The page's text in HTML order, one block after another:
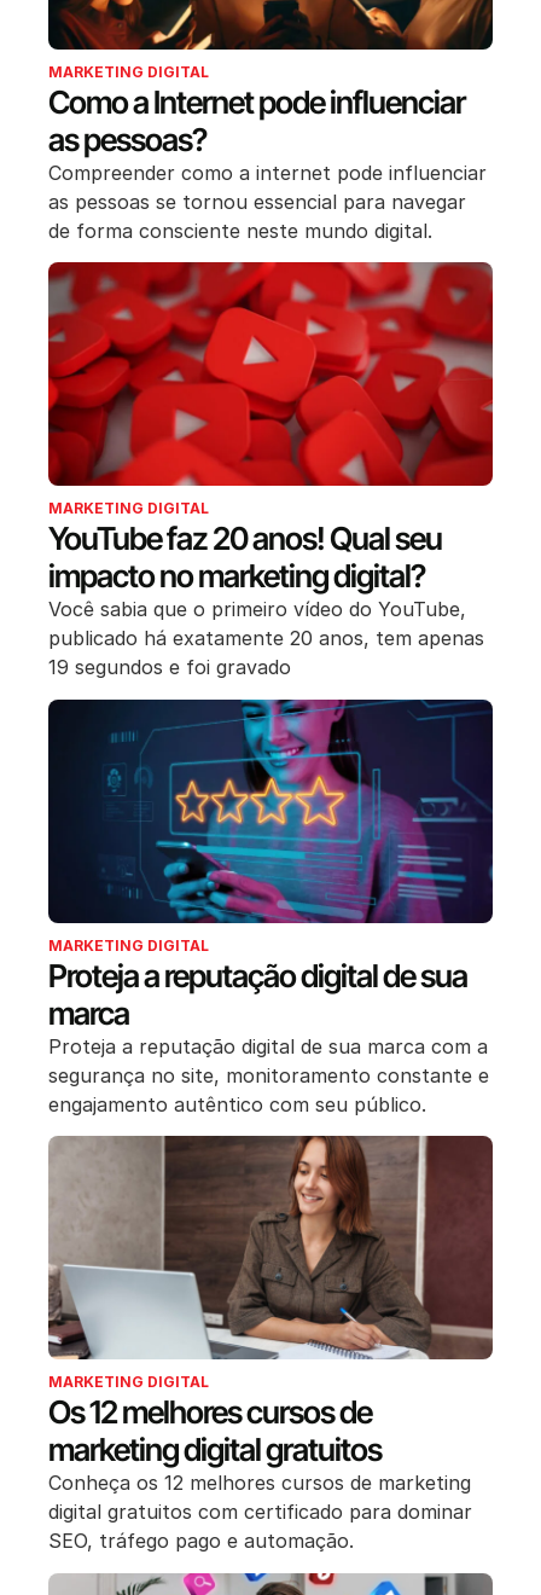
MARKETING DIGITAL
Como a Internet pode influenciar
as pessoas?
Compreender como a internet pode influenciar
as pessoas se tornou essencial para navegar
de forma consciente neste mundo digital.
MARKETING DIGITAL
YouTube faz 20 anos! Qual seu
impacto no marketing digital?
Você sabia que o primeiro vídeo do YouTube,
publicado há exatamente 20 anos, tem apenas
19 segundos e foi gravado
MARKETING DIGITAL
Proteja a reputação digital de sua
marca
Proteja a reputação digital de sua marca com a
segurança no site, monitoramento constante e
engajamento autêntico com seu público.
MARKETING DIGITAL
Os 12 melhores cursos de
marketing digital gratuitos
Conheça os 12 melhores cursos de marketing
digital gratuitos com certificado para dominar
SEO, tráfego pago e automação.